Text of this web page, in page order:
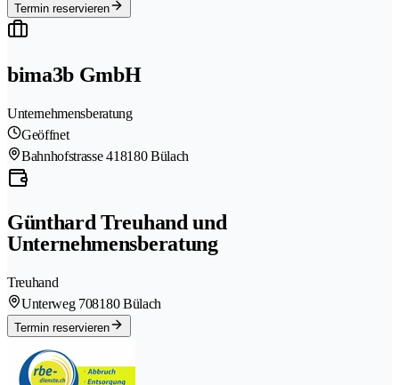
Termin reservieren
bima3b GmbH
Unternehmensberatung
Geöffnet
Bahnhofstrasse 418180 Bülach
Günthard Treuhand und
Unternehmensberatung
Treuhand
Unterweg 708180 Bülach
Termin reservieren